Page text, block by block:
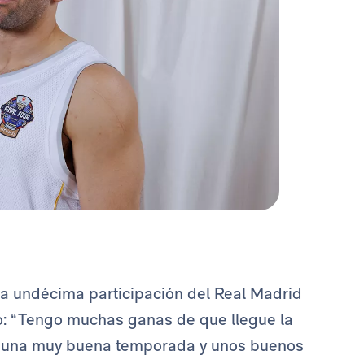
undécima participación del Real Madrid
“Tengo muchas ganas de que llegue la
muy buena temporada y unos buenos